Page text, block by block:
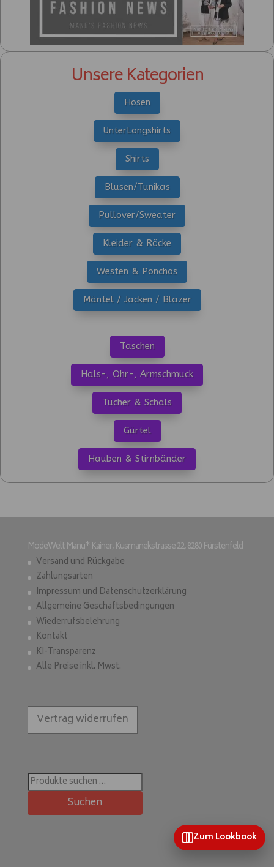
Unsere Kategorien
Hosen
UnterLongshirts
Shirts
Blusen/Tunikas
Pullover/Sweater
Kleider & Röcke
Westen & Ponchos
Mäntel / Jacken / Blazer
Taschen
Hals-, Ohr-, Armschmuck
Tücher & Schals
Gürtel
Hauben & Stirnbänder
ModeWelt Manu* Kainer, Kusmanekstrasse 22, 8280 Fürstenfeld
Versand und Rückgabe
Zahlungsarten
Impressum und Datenschutzerklärung
Allgemeine Geschäftsbedingungen
Wiederrufsbelehrung
Kontakt
KI-Transparenz
Alle Preise inkl. Mwst.
Vertrag widerrufen
Suchen
nach:
Suchen
Zum Lookbook